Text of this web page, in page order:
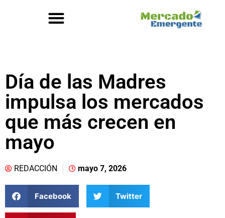
Día de las Madres
impulsa los mercados
que más crecen en
mayo
REDACCIÓN mayo 7, 2026
Facebook Twitter